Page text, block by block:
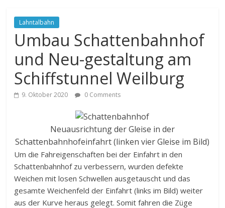
Lahntalbahn
Umbau Schattenbahnhof
und Neu-gestaltung am
Schiffstunnel Weilburg
9. Oktober 2020 0 Comments
Neuausrichtung der Gleise in der
Schattenbahnhofeinfahrt (linken vier Gleise im Bild)
Um die Fahreigenschaften bei der Einfahrt in den
Schattenbahnhof zu verbessern, wurden defekte
Weichen mit losen Schwellen ausgetauscht und das
gesamte Weichenfeld der Einfahrt (links im Bild) weiter
aus der Kurve heraus gelegt. Somit fahren die Züge